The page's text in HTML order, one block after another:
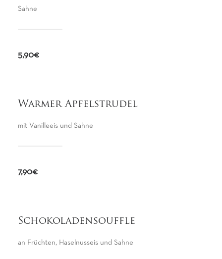
Sahne
5,90€
Warmer Apfelstrudel
mit Vanilleeis und Sahne
7,90€
Schokoladensouffle
an Früchten, Haselnusseis und Sahne